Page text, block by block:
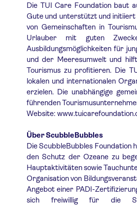
Die TUI Care Foundation baut
Gute und unterstützt und initiiert
von Gemeinschaften in
Urlauber mit guten
Ausbildungsmöglichkeiten für
und der Meeresumwelt und
Tourismus zu profitieren. Die
lokalen und internationalen
erzielen. Die unabhängige
führenden
Website:
Über ScubbleBubbles
Die ScubbleBubbles Foundation
den Schutz der Ozeane zu
Hauptaktivitäten sowie
Organisation von
Angebot einer PADI-
sich freiwillig für die